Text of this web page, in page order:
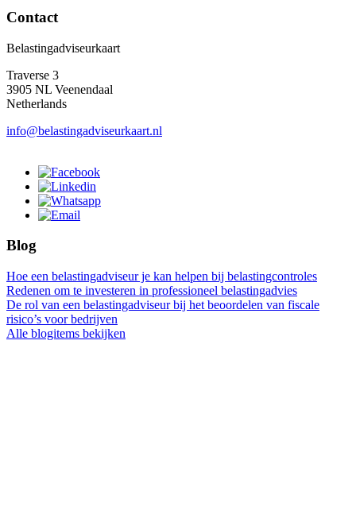
Contact
Belastingadviseurkaart
Traverse 3
3905 NL Veenendaal
Netherlands
info@belastingadviseurkaart.nl
Blog
Hoe een belastingadviseur je kan helpen bij belastingcontroles
Redenen om te investeren in professioneel belastingadvies
De rol van een belastingadviseur bij het beoordelen van fiscale
risico’s voor bedrijven
Alle blogitems bekijken